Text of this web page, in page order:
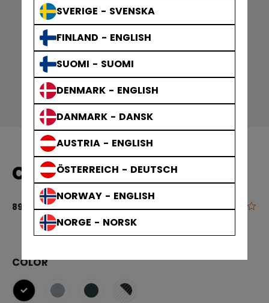
SVERIGE - SVENSKA
FINLAND - ENGLISH
SUOMI - SUOMI
DENMARK - ENGLISH
DANMARK - DANSK
AUSTRIA - ENGLISH
ÖSTERREICH - DEUTSCH
NORWAY - ENGLISH
NORGE - NORSK
CAGE FM PRO CAGE
89,90 € 3,7 von 5
COLOR
ausgewählt